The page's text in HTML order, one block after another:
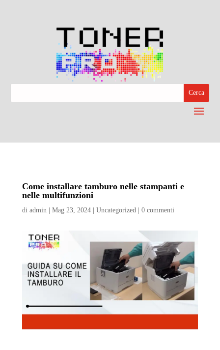
Come installare tamburo nelle stampanti e
nelle multifunzioni
di admin Mag 23, 2024| Uncategorized 0 commenti